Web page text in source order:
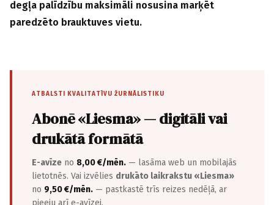
degļa palīdzību maksimāli nosusina marķēt
paredzēto brauktuves vietu.
ATBALSTI KVALITATĪVU ŽURNĀLISTIKU
Abonē «Liesma» — digitāli vai
drukātā formātā
E-avīze no 8,00 €/mēn. — lasāma web un mobilajās
lietotnēs. Vai izvēlies drukāto laikrakstu «Liesma»
no 9,50 €/mēn. — pastkastē trīs reizes nedēļā, ar